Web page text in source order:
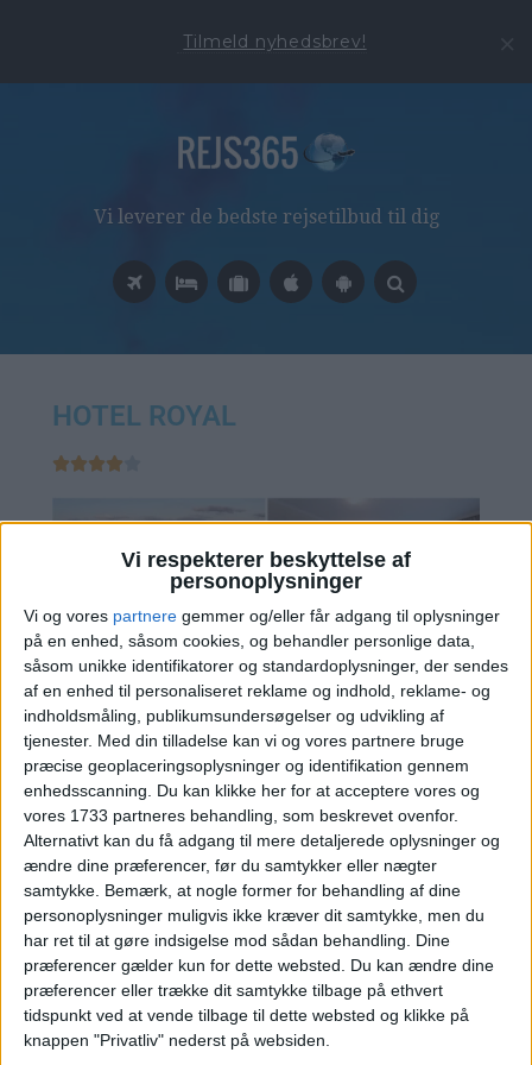
Vi respekterer beskyttelse af
personoplysninger
Vi og vores partnere gemmer og/eller får adgang til oplysninger
på en enhed, såsom cookies, og behandler personlige data,
såsom unikke identifikatorer og standardoplysninger, der sendes
af en enhed til personaliseret reklame og indhold, reklame- og
indholdsmåling, publikumsundersøgelser og udvikling af
tjenester. Med din tilladelse kan vi og vores partnere bruge
præcise geoplaceringsoplysninger og identifikation gennem
enhedsscanning. Du kan klikke her for at acceptere vores og
vores 1733 partneres behandling, som beskrevet ovenfor.
Alternativt kan du få adgang til mere detaljerede oplysninger og
ændre dine præferencer, før du samtykker eller nægter
samtykke. Bemærk, at nogle former for behandling af dine
personoplysninger muligvis ikke kræver dit samtykke, men du
har ret til at gøre indsigelse mod sådan behandling. Dine
præferencer gælder kun for dette websted. Du kan ændre dine
præferencer eller trække dit samtykke tilbage på ethvert
tidspunkt ved at vende tilbage til dette websted og klikke på
knappen "Privatliv" nederst på websiden.
Tilmeld nyhedsbrev!
Vi leverer de bedste rejsetilbud til dig
HOTEL ROYAL

Hotel Royal Timmendorfer Strand har en
enestående beliggenhed lige ved Østersøens
smukke kyst.
Det 4-stjernede hotel, skaber en hyggelig og
personlig atmosfære med komfortable værelser og
service i topklasse. Om morgenen kan du starte
dagen med en overdådig morgenmadsbuffet, der
har alt fra friske rundstykker og pålæg til lokale